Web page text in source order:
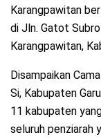
Karangpawitan
di Jln. Gatot
Karangpawitan,
Disampaikan
Si, Kabupaten
11 kabupaten
seluruh penziarah